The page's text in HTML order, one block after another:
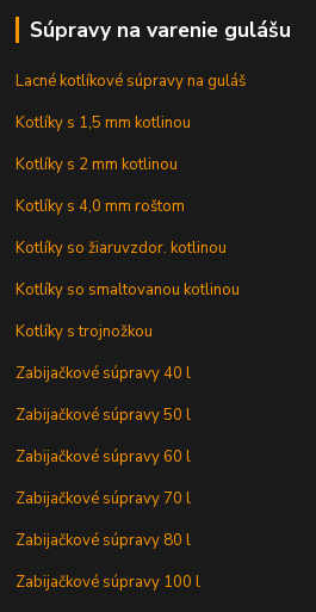
Súpravy na varenie gulášu
Lacné kotlíkové súpravy na guláš
Kotlíky s 1,5 mm kotlinou
Kotlíky s 2 mm kotlinou
Kotlíky s 4,0 mm roštom
Kotlíky so žiaruvzdor. kotlinou
Kotlíky so smaltovanou kotlinou
Kotlíky s trojnožkou
Zabijačkové súpravy 40 l
Zabijačkové súpravy 50 l
Zabijačkové súpravy 60 l
Zabijačkové súpravy 70 l
Zabijačkové súpravy 80 l
Zabijačkové súpravy 100 l